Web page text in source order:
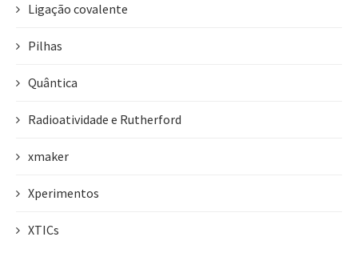
Ligação covalente
Pilhas
Quântica
Radioatividade e Rutherford
xmaker
Xperimentos
XTICs